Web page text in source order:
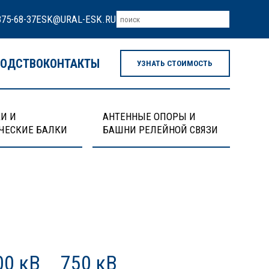
68-37ESK@URAL-ESK.RU
КОНТАКТЫ УЗНАТЬ СТОИМОСТЬ
И
БАЛКИ
АНТЕННЫЕ ОПОРЫ И
БАШНИ РЕЛЕЙНОЙ СВЯЗИ
кВ 750 кВ